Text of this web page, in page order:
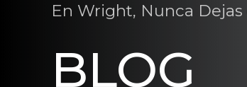
En Wright, Nunca
BLOG